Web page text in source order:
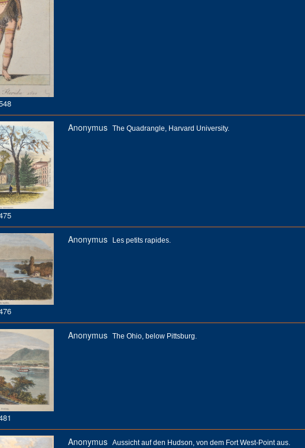
Anonymus The Quadrangle, Harvard University.
Anonymus Les petits rapides.
Anonymus The Ohio, below Pittsburg.
Anonymus Aussicht auf den Hudson, von dem Fort West-Point aus.